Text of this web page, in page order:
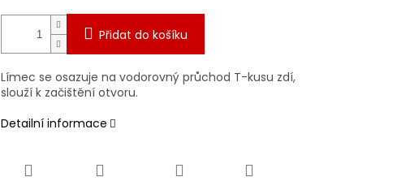
Přidat do košíku
Límec se osazuje na vodorovný průchod T-kusu zdí,
slouží k začištění otvoru.
Detailní informace